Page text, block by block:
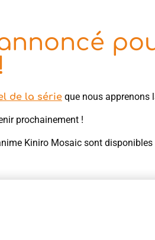
de la série que nous apprenons
prochainement !
Kiniro Mosaic sont